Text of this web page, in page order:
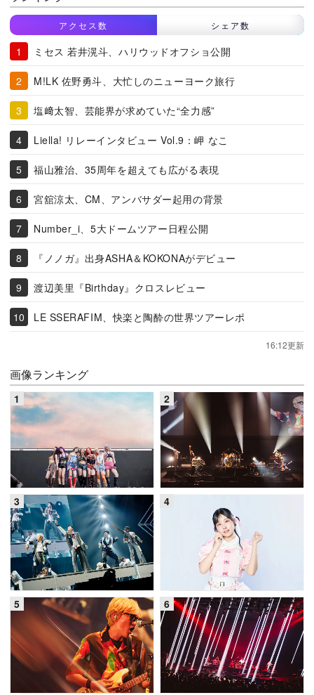
アクセス数 シェア数
ミセス 若井滉斗、ハリウッドオフショ公開
M!LK 佐野勇斗、大忙しのニューヨーク旅行
塩﨑太智、芸能界が求めていた“全力感”
Liella! リレーインタビュー Vol.9：岬 なこ
福山雅治、35周年を超えても広がる表現
宮舘涼太、CM、アンバサダー起用の背景
Number_i、5大ドームツアー日程公開
『ノノガ』出身ASHA＆KOKONAがデビュー
渡辺美里『Birthday』クロスレビュー
LE SSERAFIM、快楽と陶酔の世界ツアーレポ
16:12更新
画像ランキング